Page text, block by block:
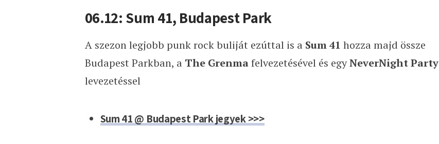
06.12: Sum 41, Budapest Park
A szezon legjobb punk rock buliját ezúttal is a Sum 41 hozza majd össze
Budapest Parkban, a The Grenmafelvezetésével és egyNeverNight Party
levezetéssel
Sum 41 @ Budapest Park jegyek >>>